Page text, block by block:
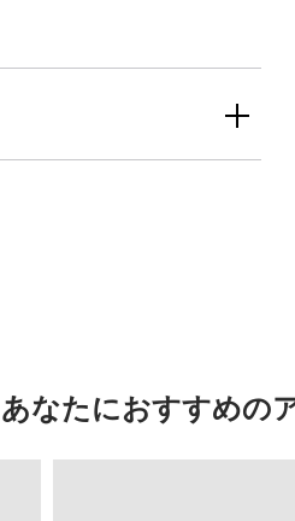
あなたにおすすめの